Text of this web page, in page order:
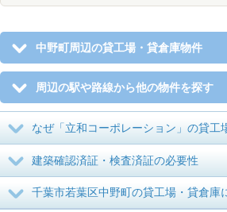
中野町周辺の貸工場・貸倉庫物件
周辺の駅や路線から他の物件を探す
なぜ「立和コーポレーション」の貸工
建築確認済証・検査済証の必要性
千葉市若葉区中野町の貸工場・貸倉庫